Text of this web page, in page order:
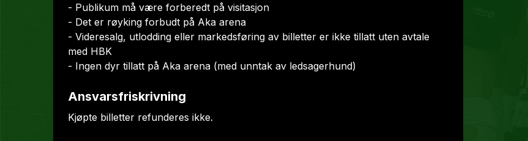
- Publikum må være forberedt på visitasjon
- Det er røyking forbudt på Aka arena
- Videresalg, utlodding eller markedsføring av billetter er ikke tillatt uten avtale
med HBK
- Ingen dyr tillatt på Aka arena (med unntak av ledsagerhund)
Ansvarsfriskrivning
Kjøpte billetter refunderes ikke.